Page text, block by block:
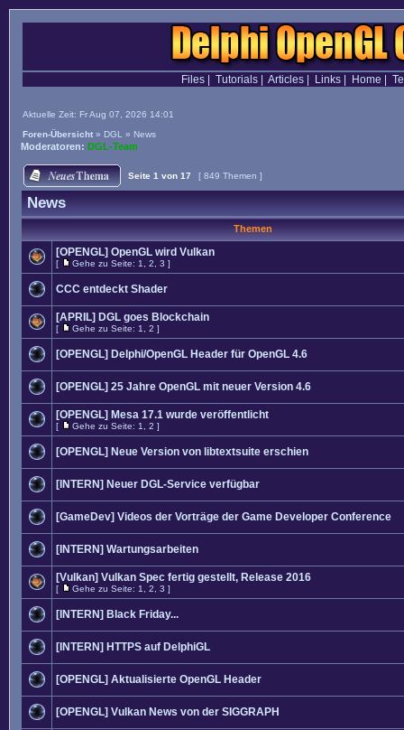
Files| Tutorials| Articles| Links| Home
Aktuelle Zeit: Fr Aug 07, 2026 14:01
Foren-Übersicht » DGL » News
Moderatoren: DGL-Team
Seite 1 von 17 [ 849 Themen ]
News
Themen
[OPENGL] OpenGL wird Vulkan
[ Gehe zu Seite: 1 2 3 ]
CCC entdeckt Shader
[APRIL] DGL goes Blockchain
[ Gehe zu Seite: 1 2 ]
[OPENGL] Delphi/OpenGL Header für OpenGL 4.6
[OPENGL] 25 Jahre OpenGL mit neuer Version 4.6
[OPENGL] Mesa 17.1 wurde veröffentlicht
[ Gehe zu Seite: 1 2 ]
[OPENGL] Neue Version von libtextsuite erschien
[INTERN] Neuer DGL-Service verfügbar
[GameDev] Videos der Vorträge der Game Developer Conference
[INTERN] Wartungsarbeiten
[Vulkan] Vulkan Spec fertig gestellt, Release 2016
[ Gehe zu Seite: 1 2 3 ]
[INTERN] Black Friday...
[INTERN] HTTPS auf DelphiGL
[OPENGL] Aktualisierte OpenGL Header
[OPENGL] Vulkan News von der SIGGRAPH